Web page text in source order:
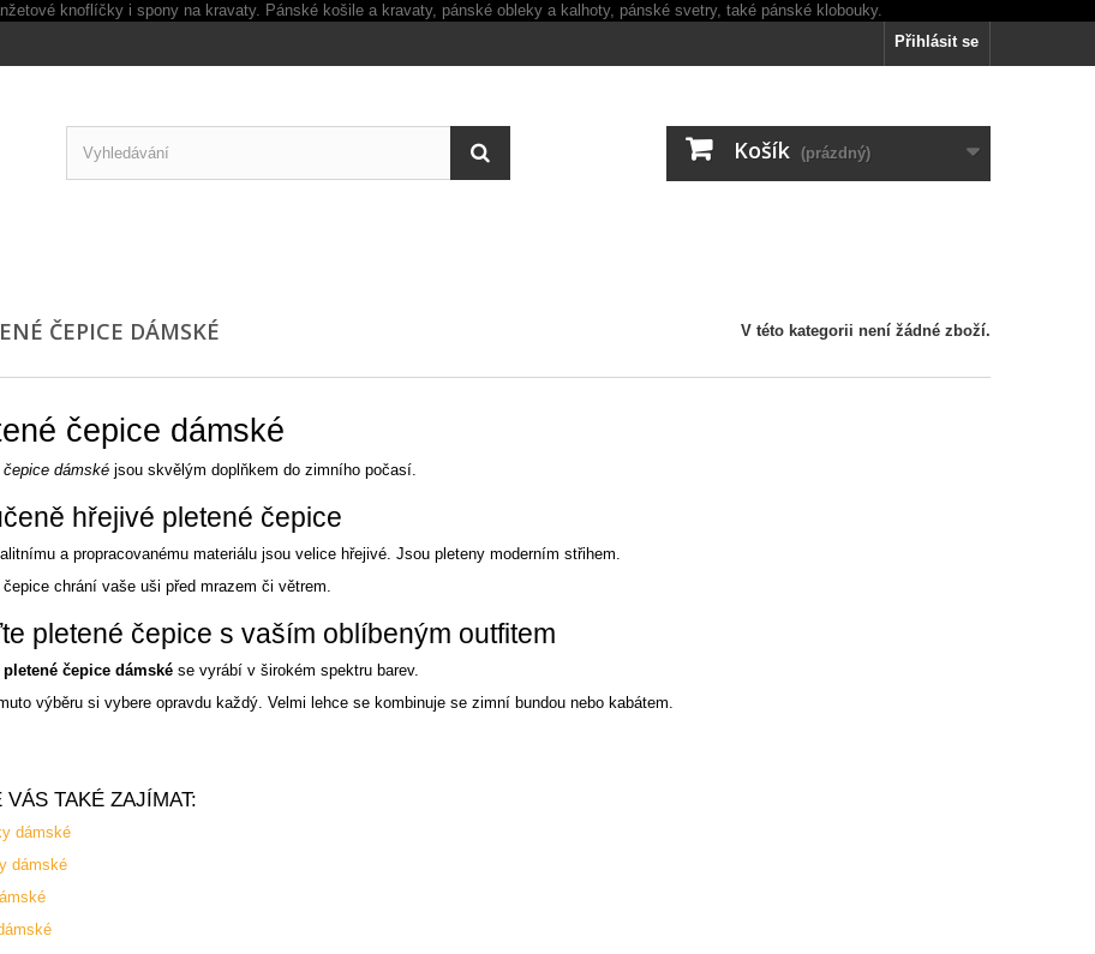
Přihlásit se
Košík (prázdný)
ČEPICE DÁMSKÉ V této kategorii není žádné zboží.
čepice dámské
čepice dámské jsou skvělým doplňkem do zimního počasí.
hřejivé pletené čepice
a propracovanému materiálu jsou velice hřejivé. Jsou pleteny moderním střihem.
čepice chrání vaše uši před mrazem či větrem.
pletené čepice s vaším oblíbeným outfitem
pletené čepice dámské se vyrábí v širokém spektru barev.
výběru si vybere opravdu každý. Velmi lehce se kombinuje se zimní bundou nebo kabátem.
VÁS TAKÉ ZAJÍMAT:
dámské
dámské